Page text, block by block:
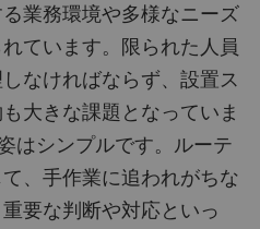
業務環境や多様なニーズ
ています。限られた人員
なければならず、設置ス
大きな課題となっていま
はシンプルです。ルーテ
、手作業に追われがちな
要な判断や対応といっ